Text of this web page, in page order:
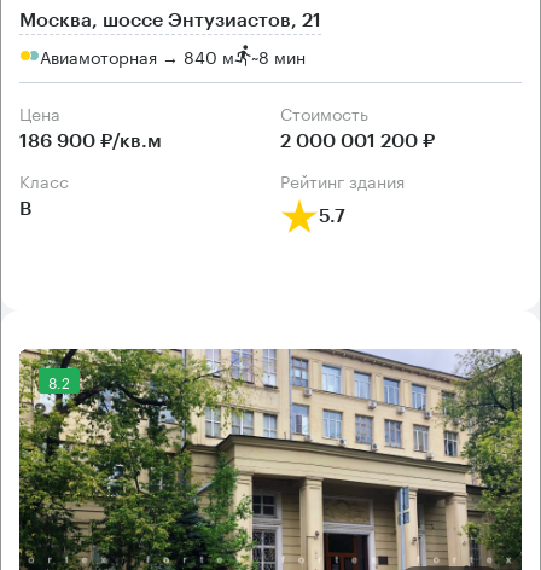
Москва, шоссе Энтузиастов, 21
Авиамоторная → 840 м ~8 мин
Цена
186 900 ₽/кв.м
Cтоимость
2 000 001 200 ₽
класс
B
рейтинг здания
5.7
8.2